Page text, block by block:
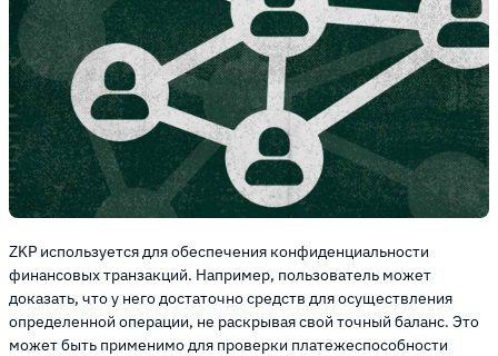
ZKP используется для обеспечения конфиденциальности
финансовых транзакций. Например, пользователь может
доказать, что у него достаточно средств для осуществления
определенной операции, не раскрывая свой точный баланс. Это
может быть применимо для проверки платежеспособности